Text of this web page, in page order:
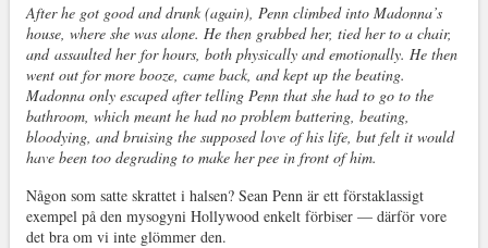
After he got good and drunk (again), Penn climbed into Madonna’s
house, where she was alone. He then grabbed her, tied her to a chair,
and assaulted herfor hours, both physically and emotionally. He then
went out for more booze, came back, and kept up the beating.
Madonna only escaped after telling Penn that she had to go to the
bathroom, which meant he had no problem battering, beating,
bloodying, and bruising the supposed love of his life, but felt it would
have been too degrading to make her pee in front of him.
Någon som satte skrattet i halsen? Sean Penn är ett förstaklassigt
exempel på den mysogyni Hollywood enkelt förbiser — därför vore
det bra om vi inte glömmer den.